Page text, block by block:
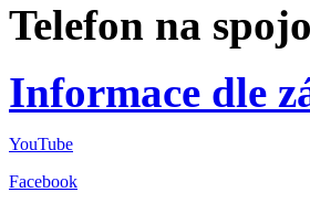
Telefon na
Informace dle
YouTube
Facebook